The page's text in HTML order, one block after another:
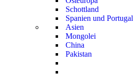
Schottland
Spanien und Portugal
Asien
Mongolei
China
Pakistan